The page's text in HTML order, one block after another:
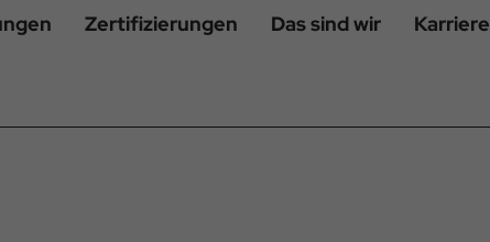
Zertifizierungen Das sind wir
Karriere